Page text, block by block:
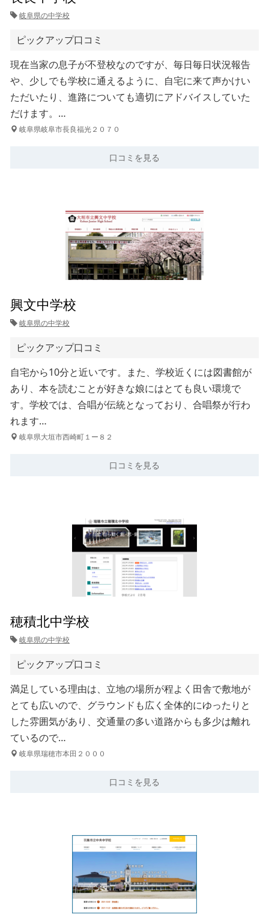
岐阜県の中学校
ピックアップ口コミ
現在当家の息子が不登校なのですが、毎日毎日状況報告
や、少しでも学校に通えるように、自宅に来て声かけい
ただいたり、進路についても適切にアドバイスしていた
だけます。…
岐阜県岐阜市長良福光２０７０
口コミを見る
興文中学校
岐阜県の中学校
ピックアップ口コミ
自宅から10分と近いです。また、学校近くには図書館が
あり、本を読むことが好きな娘にはとても良い環境で
す。学校では、合唱が伝統となっており、合唱祭が行わ
れます…
岐阜県大垣市西崎町１ー８２
口コミを見る
穂積北中学校
岐阜県の中学校
ピックアップ口コミ
満足している理由は、立地の場所が程よく田舎で敷地が
とても広いので、グラウンドも広く全体的にゆったりと
した雰囲気があり、交通量の多い道路からも多少は離れ
ているので…
岐阜県瑞穂市本田２０００
口コミを見る